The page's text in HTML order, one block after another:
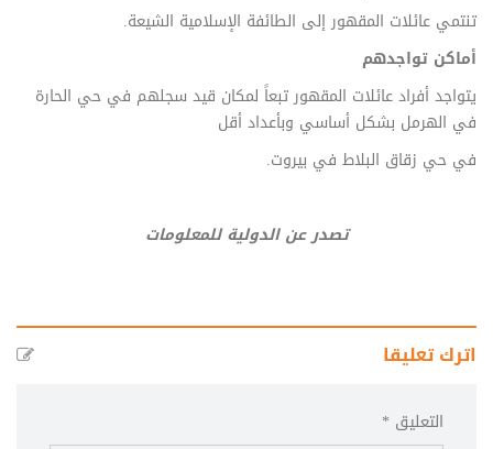
تنتمي عائلات المقهور إلى الطائفة الإسلامية الشيعة.
أماكن تواجدهم
يتواجد أفراد عائلات المقهور تبعاً لمكان قيد سجلهم في حي الحارة
في الهرمل بشكل أساسي وبأعداد أقل
في حي زقاق البلاط في بيروت.
تصدر عن الدولية للمعلومات
اترك تعليقا
التعليق *